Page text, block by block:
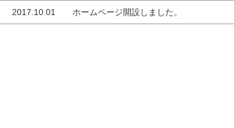
2017.10.01 ホームページ開設しました。